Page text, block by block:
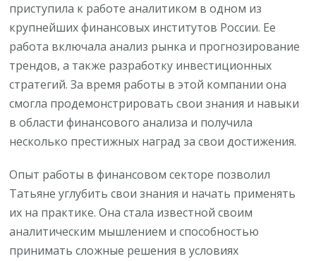
приступила к работе аналитиком в одном из
крупнейших финансовых институтов России. Ее
работа включала анализ рынка и прогнозирование
трендов, а также разработку инвестиционных
стратегий. За время работы в этой компании она
смогла продемонстрировать свои знания и навыки
в области финансового анализа и получила
несколько престижных наград за свои достижения.
Опыт работы в финансовом секторе позволил
Татьяне углубить свои знания и начать применять
их на практике. Она стала известной своим
аналитическим мышлением и способностью
принимать сложные решения в условиях